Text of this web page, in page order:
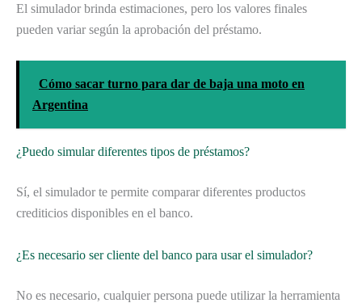
El simulador brinda estimaciones, pero los valores finales
pueden variar según la aprobación del préstamo.
Cómo sacar turno para dar de baja una moto en
Argentina
¿Puedo simular diferentes tipos de préstamos?
Sí, el simulador te permite comparar diferentes productos
crediticios disponibles en el banco.
¿Es necesario ser cliente del banco para usar el simulador?
No es necesario, cualquier persona puede utilizar la herramienta